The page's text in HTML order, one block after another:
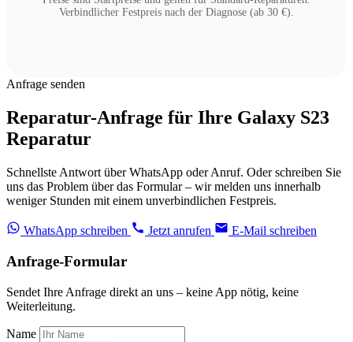
Verbindlicher Festpreis nach der Diagnose (ab 30 €).
Anfrage senden
Reparatur-Anfrage für Ihre Galaxy S23
Reparatur
Schnellste Antwort über WhatsApp oder Anruf. Oder schreiben Sie
uns das Problem über das Formular – wir melden uns innerhalb
weniger Stunden mit einem unverbindlichen Festpreis.
WhatsApp schreiben Jetzt anrufen E-Mail schreiben
Anfrage-Formular
Sendet Ihre Anfrage direkt an uns – keine App nötig, keine
Weiterleitung.
Name